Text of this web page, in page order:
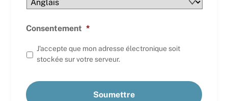
Consentement *
J'accepte que mon adresse électronique soit
stockée sur votre serveur.